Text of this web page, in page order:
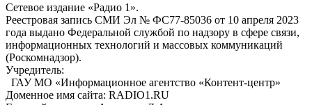
Сетевое издание «Радио 1».
Реестровая запись СМИ Эл № ФС77-85036 от 10 апреля 2023
года выдано Федеральной службой по надзору в сфере связи,
информационных технологий и массовых коммуникаций
(Роскомнадзор).
Учредитель:
ГАУ МО «Информационное агентство «Контент-центр»
Доменное имя сайта: RADIO1.RU